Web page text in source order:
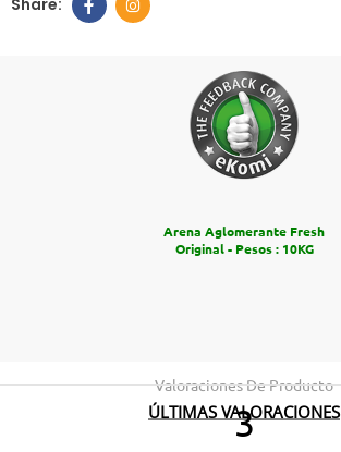
Arena Aglomerante Fresh
Original - Pesos : 10KG
Valoraciones De Producto
3
ÚLTIMAS VALORACIONES